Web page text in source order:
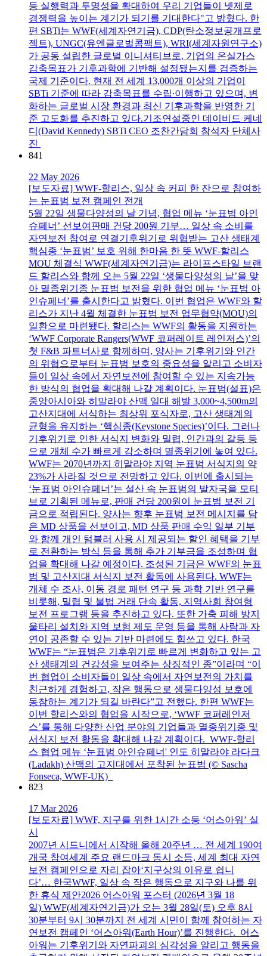
등 실행력과 투명성을 확대하여 우리 기업들이 넷제로
경쟁력을 높이는 계기가 되기를 기대한다"고 밝혔다. 한
편 SBTi는 WWF(세계자연기금), CDP(탄소정보공개프로
젝트), UNGC(유엔글로벌콤팩트), WRI(세계자원연구소)
가 공동 설립한 글로벌 이니셔티브로, 기업의 온실가스
감축목표가 기후과학에 기반해 설정됐는지를 검증하는
국제 기준이다. 현재 전 세계 13,000개 이상의 기업이
SBTi 기준에 따라 감축목표를 수립∙이행하고 있으며, 변
화하는 글로벌 시장 환경과 최신 기후과학을 반영한 기
준 고도화를 추진하고 있다.기조연설중인 데이비드 케네
디(David Kennedy) SBTi CEO 조찬간담회 참석자 단체사
진
841
22 May 2026
[보도자료] WWF-할리스, 일상 속 커피 한 잔으로 참여하
는 눈표범 보전 캠페인 전개
5월 22일 생물다양성의 날 기념, 협업 메뉴 ‘눈표범 아인
슈페너’ 선보여판매 건당 200원 기부… 일상 속 소비를
자연보전 참여로 연결기후위기로 위협받는 고산 생태계
핵심종 ‘눈표범’ 보호 위해 한마음 한 뜻 WWF-할리스
MOU 체결식 WWF(세계자연기금)는 라이프스타일 브랜
드 할리스와 함께 오는 5월 22일 ‘생물다양성의 날’을 맞
아 멸종위기종 눈표범 보전을 위한 협업 메뉴 ‘눈표범 아
인슈페너’를 출시한다고 밝혔다. 이번 협업은 WWF와 할
리스가 지난 4월 체결한 눈표범 보전 업무협약(MOU)의
일환으로 마련됐다. 할리스는 WWF의 활동을 지원하는
‘WWF Corporate Rangers(WWF 코퍼레이트 레인저스)’의
첫 F&B 파트너사로 함께하며, 양사는 기후위기와 인간
의 위협으로부터 눈표범 보호의 중요성을 알리고 소비자
들이 일상 속에서 자연보전에 참여할 수 있는 지속가능
한 방식의 협업을 확대해 나갈 계획이다. 눈표범(설표)은
중앙아시아와 히말라야 산맥 일대 해발 3,000~4,500m의
고산지대에 서식하는 최상위 포식자로, 고산 생태계의
균형을 유지하는 ‘핵심종(Keystone Species)’이다. 그러나
기후위기로 인한 서식지 변화와 밀렵, 인간과의 갈등 등
으로 개체 수가 빠르게 감소하며 멸종위기에 놓여 있다.
WWF는 2070년까지 히말라야 지역 눈표범 서식지의 약
23%가 사라질 것으로 전망하고 있다. 이번에 출시되는
‘눈표범 아인슈페너’는 설산 속 눈표범의 발자국을 모티
브로 기획된 메뉴로, 판매 건당 200원이 눈표범 보전 기
금으로 적립된다. 양사는 향후 눈표범 보전 메시지를 담
은 MD 상품을 선보이고, MD 상품 판매 수익 일부 기부
와 함께 개인 텀블러 사용 시 제공되는 할인 혜택을 기부
로 전환하는 방식 등을 통해 추가 기부금을 조성하며 협
업을 확대해 나갈 예정이다. 조성된 기금은 WWF의 눈표
범 및 고산지대 서식지 보전 활동에 사용된다. WWF는
개체 수 조사, 이동 경로 패턴 연구 등 과학 기반 연구를
비롯해, 밀렵 및 불법 거래 단속 활동, 지역사회 참여형
보전 프로그램 등을 추진하고 있다. 또한 가축 피해 방지
울타리 설치와 지역 보험 제도 운영 등을 통해 사람과 자
연이 공존할 수 있는 기반 마련에도 힘쓰고 있다. 한국
WWF는 “눈표범은 기후위기로 빠르게 변화하고 있는 고
산 생태계의 건강성을 보여주는 상징적인 종”이라며 “이
번 협업이 소비자들이 일상 속에서 자연보전의 가치를
친근하게 경험하고, 작은 행동으로 생물다양성 보호에
동참하는 계기가 되길 바란다”고 전했다. 한편 WWF는
이번 할리스와의 협업을 시작으로, ‘WWF 코퍼레인저
스’를 통해 다양한 산업 분야의 기업들과 멸종위기종 및
서식지 보전 활동을 확대해 나갈 계획이다. WWF-할리
스 협업 메뉴 ‘눈표범 아인슈페너' 인도 히말라야 라다크
(Ladakh) 산맥의 고지대에서 포착된 눈표범 (© Sascha
Fonseca, WWF-UK)
823
17 Mar 2026
[보도자료] WWF, 지구를 위한 1시간 소등 ‘어스아워’ 실
시
2007년 시드니에서 시작해 올해 20주년 … 전 세계 190여
개국 참여세계 주요 랜드마크 동시 소등, 세계 최대 자연
보전 캠페인으로 자리 잡아‘지구상의 이유로 쉽니
다’… 한국WWF, 일상 속 작은 행동으로 지구와 나를 위
한 휴식 제안2026 어스아워 포스터 (2026년 3월 18
일) WWF(세계자연기금)가 오는 3월 28일(토) 오후 8시
30분부터 9시 30분까지 전 세계 시민이 함께 참여하는 자
연보전 캠페인 ‘어스아워(Earth Hour)’를 진행한다. 어스
아워는 기후위기와 자연파괴의 심각성을 알리고 행동을